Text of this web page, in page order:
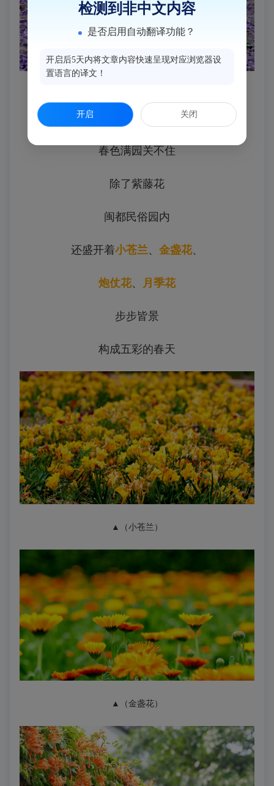
春色满园关不住
除了紫藤花
闽都民俗园内
还盛开着小苍兰、 金盏花、
炮仗花、 月季花
步步皆景
构成五彩的春天
▲（小苍兰 ）
▲（金盏花）
检测到非中文内容
是否启用自动翻译功能？
开启后5天内将文章内容快速呈现对应浏览器设
置语言的译文！
开启 关闭